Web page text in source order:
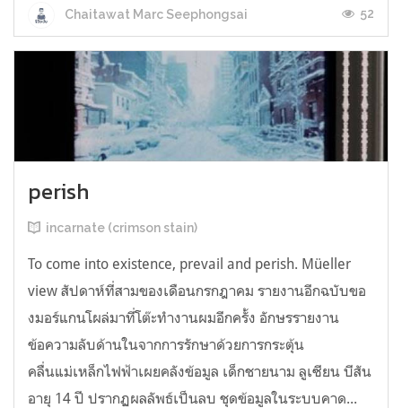
Chaitawat Marc Seephongsai 52
perish
incarnate (crimson stain)
To come into existence, prevail and perish. Müeller
view สัปดาห์ที่สามของเดือนกรกฎาคม รายงานอีกฉบับขอ
งมอร์แกนโผล่มาที่โต๊ะทำงานผมอีกครั้ง อักษรรายงาน
ข้อความลับด้านในจากการรักษาด้วยการกระตุ้น
คลื่นแม่เหล็กไฟฟ้าเผยคลังข้อมูล เด็กชายนาม ลูเซียน บีสัน
อายุ 14 ปี ปรากฏผลลัพธ์เป็นลบ ชุดข้อมูลในระบบคาด...